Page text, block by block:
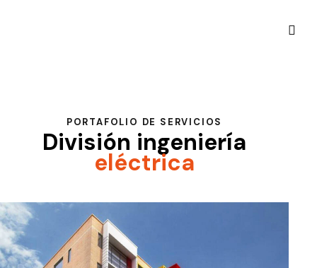
PORTAFOLIO DE SERVICIOS
División ingeniería
eléctrica